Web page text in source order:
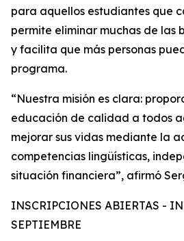
para aquellos estudiantes que
permite eliminar muchas de las
y facilita que más personas
programa.
“Nuestra misión es clara:
educación de calidad a todos
mejorar sus vidas mediante la
competencias lingüísticas,
situación financiera”, afirmó
INSCRIPCIONES ABIERTAS -
SEPTIEMBRE